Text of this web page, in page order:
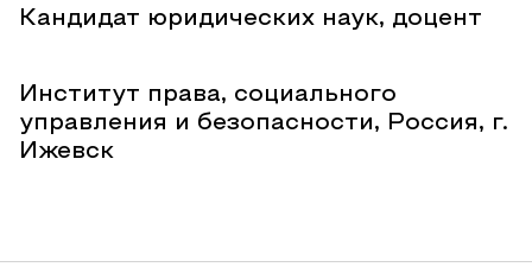
Кандидат юридических наук, доцент
Институт права, социального
управления и безопасности, Россия, г.
Ижевск